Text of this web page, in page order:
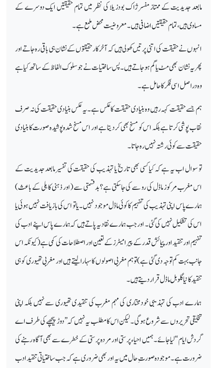
مابعد جدیدیت کے ممتاز مفسر ژاک بودزیلا کی نظر میں تمام حقیقتیں ایک دوسرے کے
مساوی ہیں، تمام حقیقتیں اضافی ہیں۔ معروضیت محض ملمع ہے۔
انہوں نے حقیقت کی اتنی پرتیں کھولی ہیں کہ آخر کار حقیقتوں کے نشان ہی باقی رہ جاتے اور
پھر یہ نشان بھی مٹ یا گم ہوجاتے ہیں۔ پس ساختیات نے جو سلوک الفاظ کے ساتھ کیا ہے
وہ دراصل اسی فکر کا حامل ہے۔
ہم جسے حقیقت کہہ رہیں وہ بنیادی حقیقت کا عکس ہے۔ یہ عکس بنیادی حقیقت کی نہ صرف
نقاب پوشی کرتا ہے بلکہ اس کو مسخ بھی کردیتا ہے اور اس مسخ شدہ پوشیدہ صورت کا بنیادی
حقیقت سے کوئی رشتہ نہیں رہ جاتا۔
تو سوال اب یہ ہے کہ کیا کسی بھی تاریخ یا تہذیب کی حقیقت کی تفسیر مابعد جدیدیت کے
اس مغرب مرکوز ماڈل کی رو سے کی جاسکتی ہے؟ بدقسمتی سے (اور ذہنی کاہلی کے باعث)
ہمارے پاس اپنی تہذیب کی تفہیم کا کوئی ماڈل موجود نہیں۔ یا تو اس کی بازیافت نہیں ہوئی یا
اس کی تشکیل نہیں کی گئی۔ اور جب ہمارے نقاد یہ پاتے ہیں کہ ہمارے پاس اپنے ادب کی
تفہیم اور تنقید اور پیمائش قدر کے پیرامیٹرز کے تعین اور اصطلاحات کی کمی ہے (کیونکہ اس
جانب بہت کم توجہ دی گئی ہے) تو ہم مغربی اصولوں کا سہارا لیتے ہیں اور مغربی تھیوری کو ہی
تنقید کا نیا گلوبل ماڈل قرار دیتے ہیں۔
ہمارے ادب کی تہذیبی خودمختاری کی مہم مغرب کی تنقیدی تھیوری سے نہیں بلکہ اپنی
تخلیقی تحریروں سے شروع ہوگی ۔ لیکن اس کا مطلب یہ نہیں کہ ’’دوڑ پیچھے کی طرف اے
گردش ایام ‘‘ لیا جائے۔ ہمیں احیاء پرستی اور مردہ پرستی کے خطرے سے بھی آگاہ رہنے کی
ضرورت ہے۔ موجودہ صورت ِ حال میں یہ اور بھی ضروری ہے کہ جب ساختیاتی تنقید ادب